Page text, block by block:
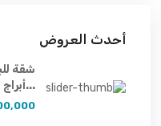
أحدث العروض
شقة
أبراج ال...
SAR